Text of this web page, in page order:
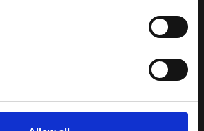
della cultura tibetana che hanno
e conoscere questa meravigliosa regione.
cercheremo agevolare la conoscenza
e della religione del paese e rendere più